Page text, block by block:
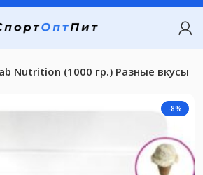
Nutrition (1000 гр.) Разные вкусы
-8%